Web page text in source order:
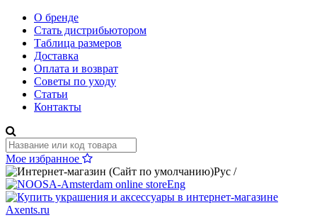
О бренде
Стать дистрибьютором
Таблица размеров
Доставка
Оплата и возврат
Советы по уходу
Статьи
Контакты
Мое избранное
Рус /
Eng